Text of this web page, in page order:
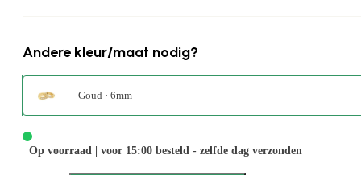
Andere kleur/maat nodig?
Goud · 6mm
Op voorraad | voor 15:00 besteld - zelfde dag verzonden